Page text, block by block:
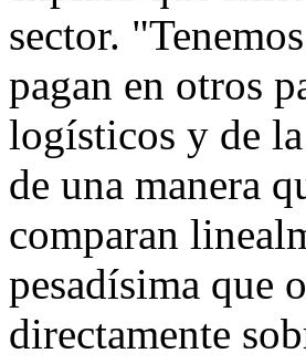
sector.
pagan en otros
logísticos y de
de una manera
comparan
pesadísima que
directamente